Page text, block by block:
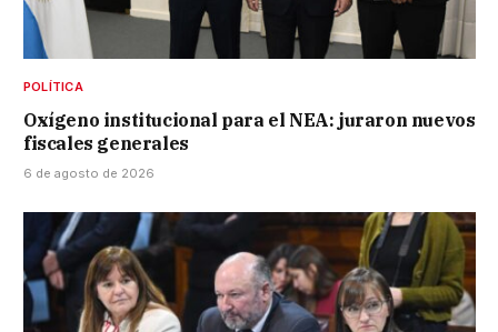
POLÍTICA
Oxígeno institucional para el NEA: juraron nuevos
fiscales generales
6 de agosto de 2026